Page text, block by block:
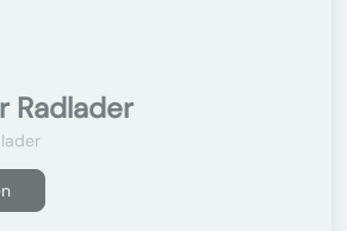
Radlader